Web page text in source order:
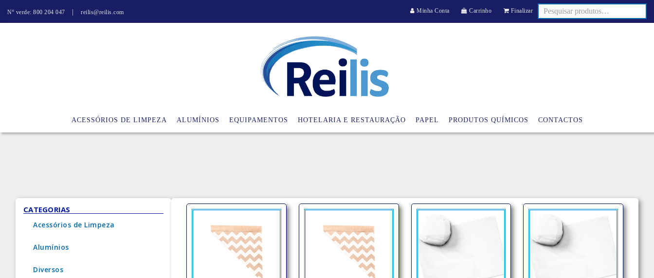
Nº verde: 800 204 047 reilis@reilis.com Minha Conta Carrinho Finalizar
ACESSÓRIOS DE LIMPEZA ALUMÍNIOS EQUIPAMENTOS HOTELARIA E RESTAURAÇÃO PAPEL PRODUTOS QUÍMICOS CONTACTOS
CATEGORIAS
Acessórios de Limpeza
Alumínios
Diversos